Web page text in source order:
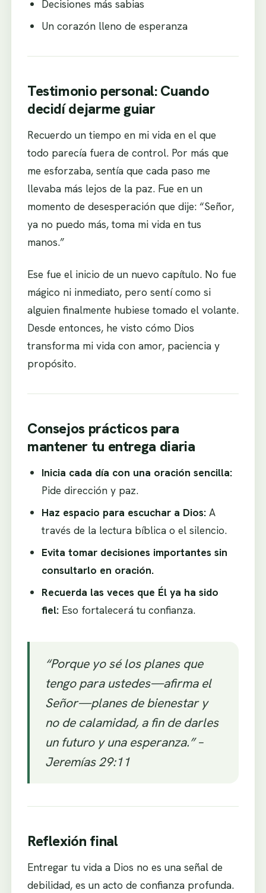
Decisiones más sabias
Un corazón lleno de esperanza
Testimonio personal: Cuando
decidí dejarme guiar
Recuerdo un tiempo en mi vida en el que
todo parecía fuera de control. Por más que
me esforzaba, sentía que cada paso me
llevaba más lejos de la paz. Fue en un
momento de desesperación que dije: “Señor,
ya no puedo más, toma mi vida en tus
manos.”
Ese fue el inicio de un nuevo capítulo. No fue
mágico ni inmediato, pero sentí como si
alguien finalmente hubiese tomado el volante.
Desde entonces, he visto cómo Dios
transforma mi vida con amor, paciencia y
propósito.
Consejos prácticos para
mantener tu entrega diaria
Inicia cada día con una oración sencilla:
Pide dirección y paz.
Haz espacio para escuchar a Dios: A
través de la lectura bíblica o el silencio.
Evita tomar decisiones importantes sin
consultarlo en oración.
Recuerda las veces que Él ya ha sido
fiel: Eso fortalecerá tu confianza.
“Porque yo sé los planes que
tengo para ustedes—afirma el
Señor—planes de bienestar y
no de calamidad, a fin de darles
un futuro y una esperanza.” –
Jeremías 29:11
Reflexión final
Entregar tu vida a Dios no es una señal de
debilidad, es un acto de confianza profunda.